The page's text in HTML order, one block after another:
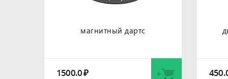
магнитный дартс
1500.0₽